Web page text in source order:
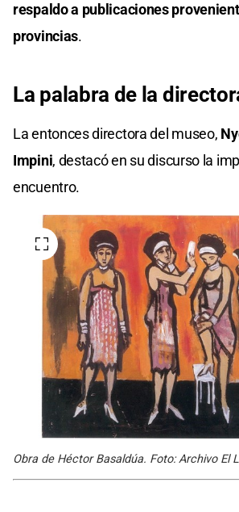
respaldo a publicaciones
provincias.
La palabra de la
La entonces directora del museo,
Impini, destacó en su discurso la
encuentro.
Obra de Héctor Basaldúa. Foto: Archivo El